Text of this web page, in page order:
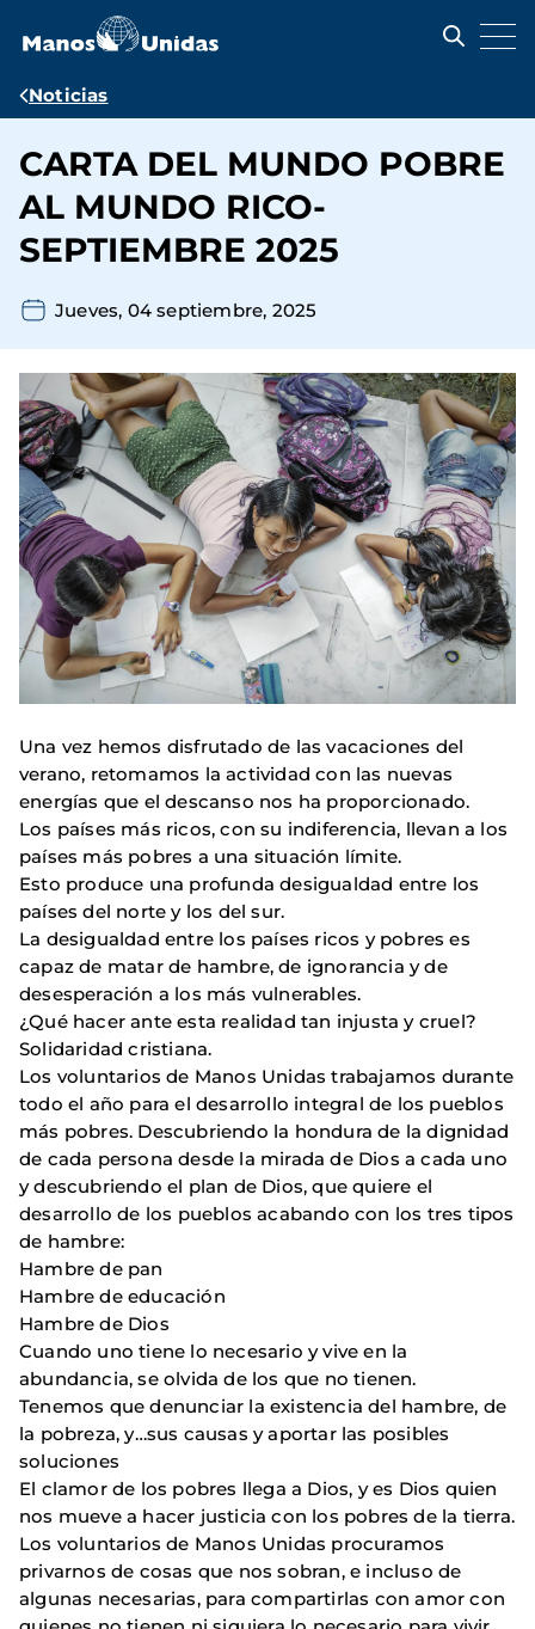
contenido
Ruta
navegación
Noticias
CARTA DEL MUNDO POBRE
AL MUNDO RICO-
SEPTIEMBRE 2025
Jueves, 04 septiembre, 2025
Una vez hemos disfrutado de las vacaciones del
verano, retomamos la actividad con las nuevas
energías que el descanso nos ha proporcionado.
Los países más ricos, con su indiferencia, llevan a los
países más pobres a una situación límite.
Esto produce una profunda desigualdad entre los
países del norte y los del sur.
La desigualdad entre los países ricos y pobres es
capaz de matar de hambre, de ignorancia y de
desesperación a los más vulnerables.
¿Qué hacer ante esta realidad tan injusta y cruel?
Solidaridad cristiana.
Los voluntarios de Manos Unidas trabajamos durante
todo el año para el desarrollo integral de los pueblos
más pobres. Descubriendo la hondura de la dignidad
de cada persona desde la mirada de Dios a cada uno
y descubriendo el plan de Dios, que quiere el
desarrollo de los pueblos acabando con los tres tipos
de hambre:
Hambre de pan
Hambre de educación
Hambre de Dios
Cuando uno tiene lo necesario y vive en la
abundancia, se olvida de los que no tienen.
Tenemos que denunciar la existencia del hambre, de
la pobreza, y…sus causas y aportar las posibles
soluciones
El clamor de los pobres llega a Dios, y es Dios quien
nos mueve a hacer justicia con los pobres de la tierra.
Los voluntarios de Manos Unidas procuramos
privarnos de cosas que nos sobran, e incluso de
algunas necesarias, para compartirlas con amor con